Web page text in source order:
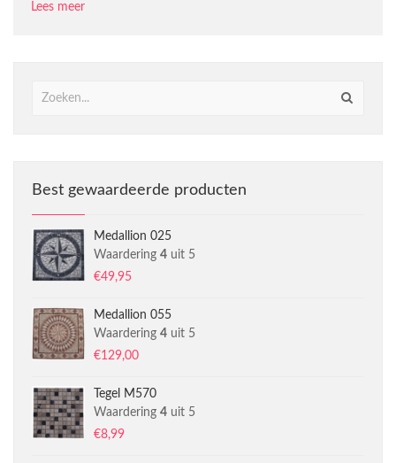
Lees meer
Best gewaardeerde producten
Medallion 025
Waardering 4 uit 5
€49,95
Medallion 055
Waardering 4 uit 5
€129,00
Tegel M570
Waardering 4 uit 5
€8,99